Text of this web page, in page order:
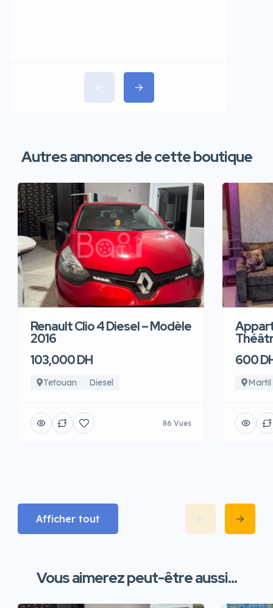
Autres annonces de cette boutique
Renault Clio 4 Diesel – Modèle
2016
103,000 DH
Tetouan Diesel
86 Vues
600
Martil
Afficher tout
Vous aimerez peut-être aussi...